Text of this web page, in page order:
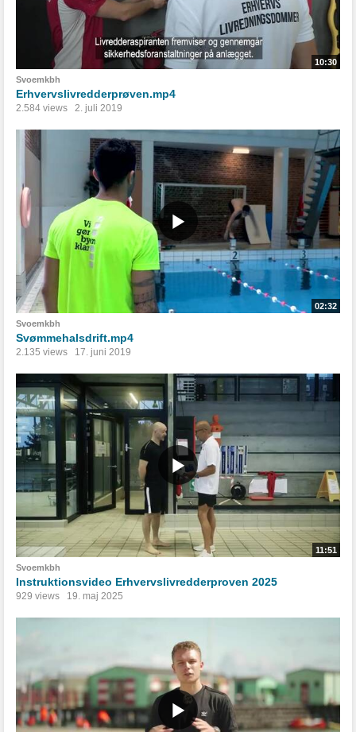
10:30
Svoemkbh
Erhvervslivredderprøven.mp4
2.584 views 2. juli 2019
02:32
Svoemkbh
Svømmehalsdrift.mp4
2.135 views 17. juni 2019
11:51
Svoemkbh
Instruktionsvideo Erhvervslivredderproven 2025
929 views 19. maj 2025